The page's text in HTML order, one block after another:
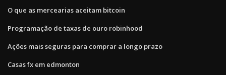
O que as mercearias aceitam bitcoin
Programação de taxas de ouro robinhood
Ações mais seguras para comprar a longo prazo
Casas fx em edmonton